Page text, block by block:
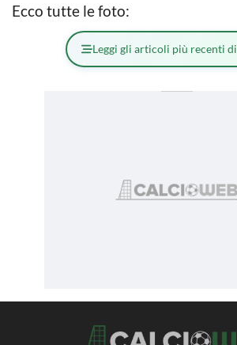
Ecco tutte le foto:
Leggi gli articoli più recenti di